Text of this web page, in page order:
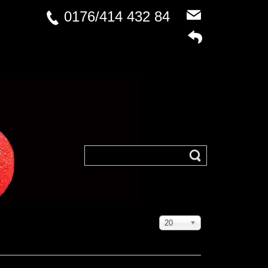
0176/414 432 84
Anzeige
20